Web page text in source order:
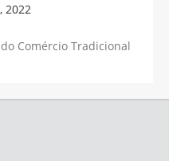
2022
Comércio Tradicional